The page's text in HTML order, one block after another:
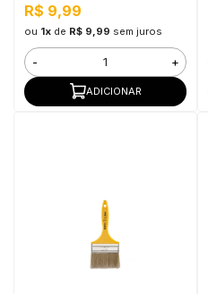
R$ 9,99
ou 1xde R$ 9,99 sem juros
- +
ADICIONAR